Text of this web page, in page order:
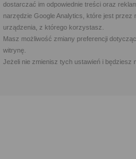
dostarczać im odpowiednie treści oraz
narzędzie Google Analytics, które jest
urządzenia, z którego korzystasz.
Masz możliwość zmiany preferencji
witrynę.
Jeżeli nie zmienisz tych ustawień i